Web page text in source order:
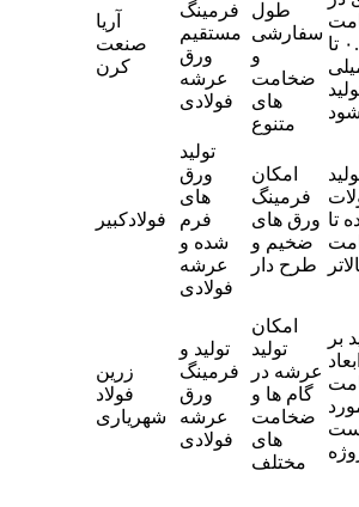
آریا
صنعت
کرن
فرمینگ
مستقیم
ورق
عرشه
فولادی
طول
سفارشی
و
ضخامت
های
متنوع
حدود ۰.۶ تا
میلی
فولادکبیر
تولید
ورق
های
فرم
شده و
عرشه
فولادی
امکان
فرمینگ
ورق های
ضخیم و
طرح دار
تا
زرین
فولاد
شهریاری
تولید و
فرمینگ
ورق
عرشه
فولادی
امکان
تولید
عرشه در
گام ها و
ضخامت
های
مختلف
بر